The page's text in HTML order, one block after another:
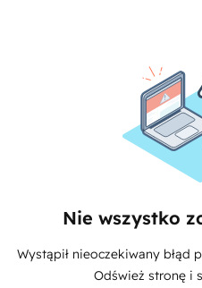
Nie wszystko
Wystąpił nieoczekiwany błąd
Odśwież stronę i